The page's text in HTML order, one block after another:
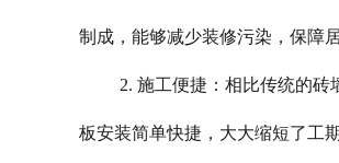
制成，能够减少装修污染，保障
2. 施工便捷：相比传统的砖
板安装简单快捷，大大缩短了工